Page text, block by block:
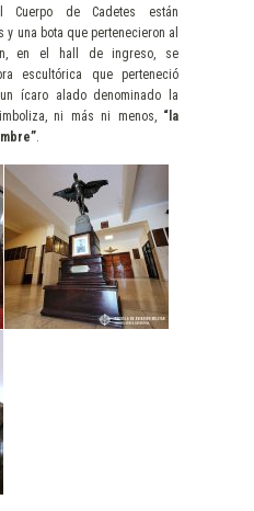
de Cadetes están
una bota que pertenecieron al
en el hall de ingreso, se
escultórica que perteneció
ícaro alado denominado la
ni más ni menos, “la
.